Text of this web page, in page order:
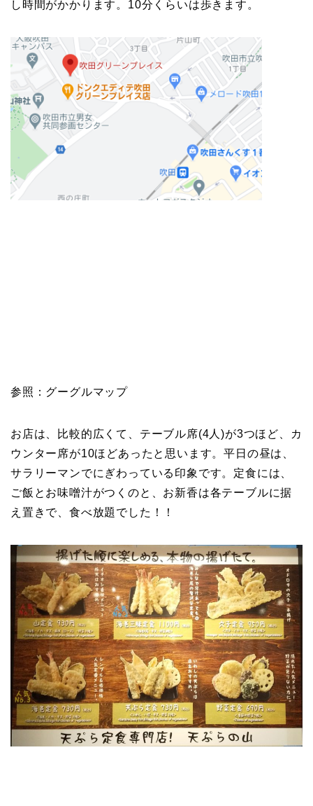
し時間がかかります。10分くらいは歩きます。
参照：グーグルマップ
お店は、比較的広くて、テーブル席(4人)が3つほど、カ
ウンター席が10ほどあったと思います。平日の昼は、
サラリーマンでにぎわっている印象です。定食には、
ご飯とお味噌汁がつくのと、お新香は各テーブルに据
え置きで、食べ放題でした！！